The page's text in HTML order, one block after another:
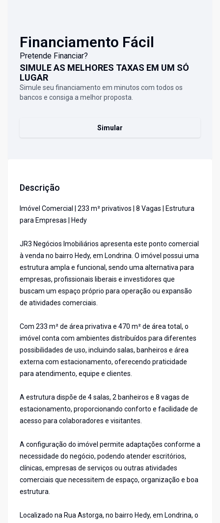
Financiamento Fácil
Pretende Financiar?
SIMULE AS MELHORES TAXAS EM UM SÓ
LUGAR
Simule seu financiamento em minutos com todos os
bancos e consiga a melhor proposta.
Simular
Descrição
Imóvel Comercial | 233 m² privativos | 8 Vagas | Estrutura
para Empresas | Hedy
JR3 Negócios Imobiliários apresenta este ponto comercial
à venda no bairro Hedy, em Londrina. O imóvel possui uma
estrutura ampla e funcional, sendo uma alternativa para
empresas, profissionais liberais e investidores que
buscam um espaço próprio para operação ou expansão
de atividades comerciais.
Com 233 m² de área privativa e 470 m² de área total, o
imóvel conta com ambientes distribuídos para diferentes
possibilidades de uso, incluindo salas, banheiros e área
externa com estacionamento, oferecendo praticidade
para atendimento, equipe e clientes.
A estrutura dispõe de 4 salas, 2 banheiros e 8 vagas de
estacionamento, proporcionando conforto e facilidade de
acesso para colaboradores e visitantes.
A configuração do imóvel permite adaptações conforme a
necessidade do negócio, podendo atender escritórios,
clínicas, empresas de serviços ou outras atividades
comerciais que necessitem de espaço, organização e boa
estrutura.
Localizado na Rua Astorga, no bairro Hedy, em Londrina, o